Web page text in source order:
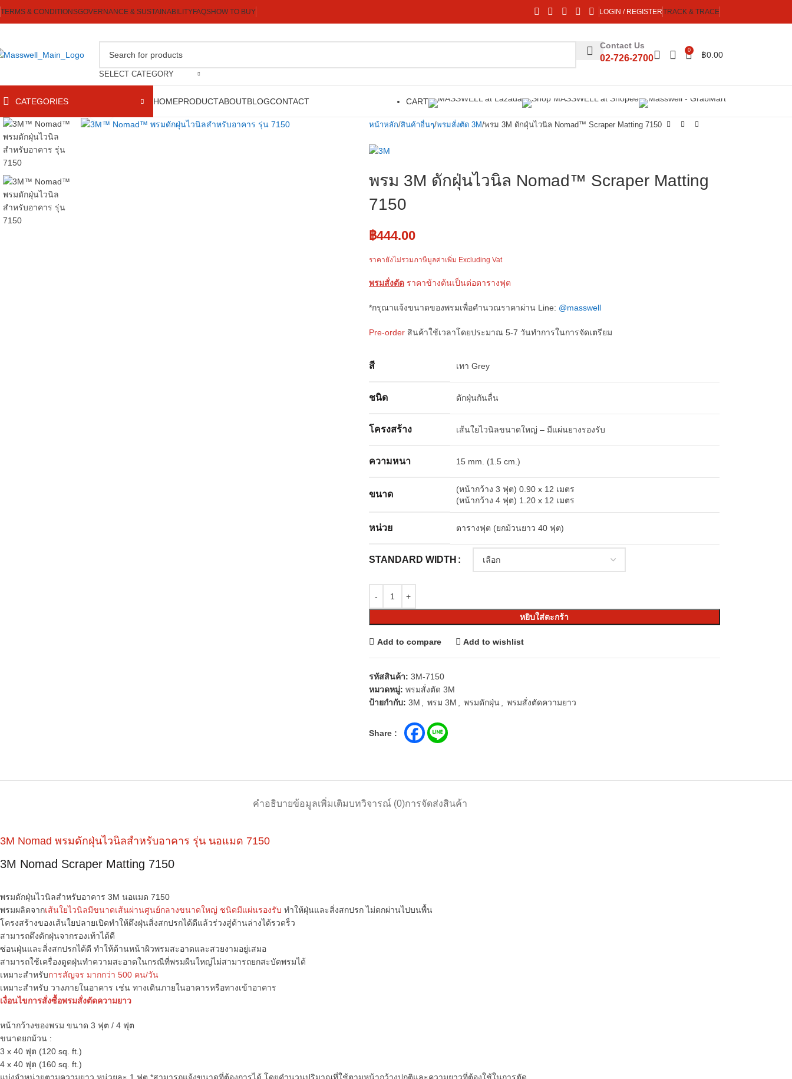
TERMS & CONDITIONSGOVERNANCE & SUSTAINABILITYFAQSHOW TO BUY LOGIN / REGISTERTRACK & TRACE
SELECT CATEGORY
Contact Us
02-726-2700
0 ฿0.00
CATEGORIES HOMEPRODUCTABOUTBLOGCONTACT CART
หน้าหลัก สินค้าอื่นๆ พรมสั่งตัด 3M พรม 3M ดักฝุ่นไวนิล Nomad™ Scraper Matting 7150
พรม 3M ดักฝุ่นไวนิล Nomad™ Scraper Matting
7150
฿444.00
ราคายังไม่รวมภาษีมูลค่าเพิ่ม Excluding Vat
พรมสั่งตัดราคาข้างต้นเป็นต่อตารางฟุต
*กรุณาแจ้งขนาดของพรมเพื่อคำนวณราคาผ่าน Line: @masswell
Pre-order สินค้าใช้เวลาโดยประมาณ 5-7 วันทำการในการจัดเตรียม
สี เทา Grey
ชนิด ดักฝุ่นกันลื่น
โครงสร้าง เส้นใยไวนิลขนาดใหญ่ – มีแผ่นยางรองรับ
ความหนา 15 mm. (1.5 cm.)
ขนาด
(หน้ากว้าง 3 ฟุต) 0.90 x 12 เมตร
(หน้ากว้าง 4 ฟุต) 1.20 x 12 เมตร
หน่วย ตารางฟุต (ยกม้วนยาว 40 ฟุต)
STANDARD WIDTH
หยิบใส่ตะกร้า
Add to compare Add to wishlist
รหัสสินค้า: 3M-7150
หมวดหมู่: พรมสั่งตัด 3M
ป้ายกำกับ: 3M , พรม 3M , พรมดักฝุ่น, พรมสั่งตัดความยาว
Share :
คำอธิบายข้อมูลเพิ่มเติมบทวิจารณ์ (0)การจัดส่งสินค้า
3M Nomad พรมดักฝุ่นไวนิลสำหรับอาคาร รุ่น นอแมด 7150
3M Nomad Scraper Matting 7150
พรมดักฝุ่นไวนิลสำหรับอาคาร 3M นอแมด 7150
พรมผลิตจากเส้นใยไวนิลมีขนาดเส้นผ่านศูนย์กลางขนาดใหญ่ ชนิดมีแผ่นรองรับ ทำให้ฝุ่นและสิ่งสกปรก ไม่ตกผ่านไปบนพื้น
โครงสร้างของเส้นใยปลายเปิดทำให้ดึงฝุ่นสิ่งสกปรกได้ดีแล้วร่วงสู่ด้านล่างได้รวดร็ว
สามารถดึงดักฝุ่นจากรองเท้าได้ดี
ซ่อนฝุ่นและสิ่งสกปรกได้ดี ทำให้ด้านหน้าผิวพรมสะอาดและสวยงามอยู่เสมอ
สามารถใช้เครื่องดูดฝุ่นทำความสะอาดในกรณีที่พรมผืนใหญ่ไม่สามารถยกสะบัดพรมได้
เหมาะสำหรับการสัญจร มากกว่า 500 คน/วัน
เหมาะสำหรับ วางภายในอาคาร เช่น ทางเดินภายในอาคารหรือทางเข้าอาคาร
เงื่อนไขการสั่งซื้อพรมสั่งตัดความยาว
หน้ากว้างของพรม ขนาด 3 ฟุต / 4 ฟุต
ขนาดยกม้วน :
3 x 40 ฟุต (120 sq. ft.)
4 x 40 ฟุต (160 sq. ft.)